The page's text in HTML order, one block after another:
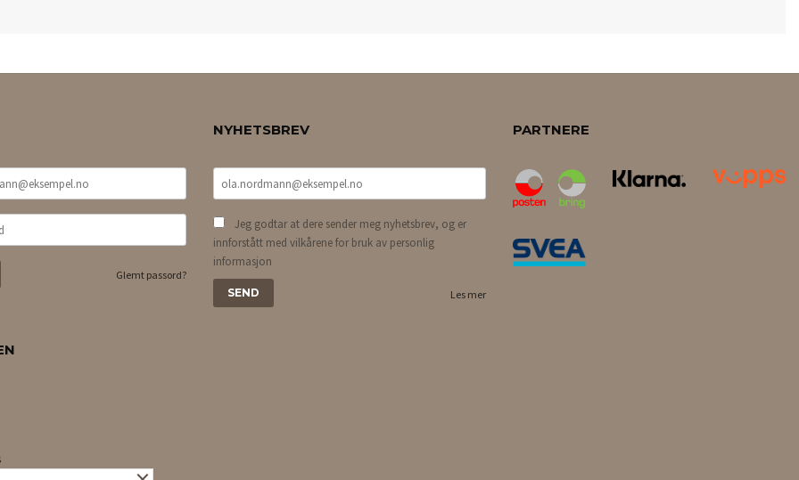
Glemt passord?
NYHETSBREV
Jeg godtar at dere sender meg nyhetsbrev, og er
innforstått med vilkårene for bruk av personlig
informasjon
Les mer
PARTNERE